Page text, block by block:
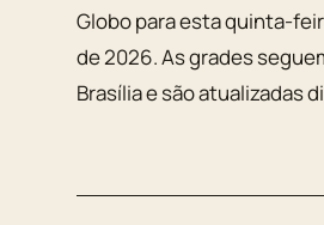
Globo para esta quinta-
de 2026. As grades
Brasília e são atualizadas